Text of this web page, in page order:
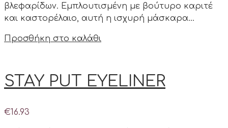
βλεφαρίδων. Εμπλουτισμένη με βούτυρο καριτέ
και καστορέλαιο, αυτή η ισχυρή μάσκαρα…
Προσθήκη στο καλάθι
STAY PUT EYELINER
€16.93